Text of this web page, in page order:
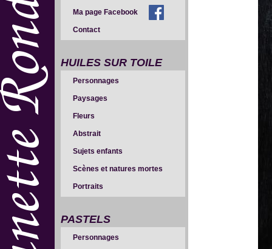
Ma page Facebook
Contact
HUILES SUR TOILE
Personnages
Paysages
Fleurs
Abstrait
Sujets enfants
Scènes et natures mortes
Portraits
PASTELS
Personnages